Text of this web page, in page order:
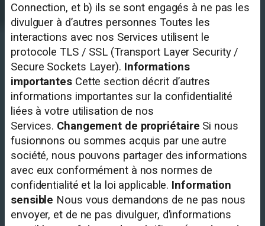
Connection, et b) ils se sont engagés à ne pas les
divulguer à d’autres personnes Toutes les
interactions avec nos Services utilisent le
protocole TLS / SSL (Transport Layer Security /
Secure Sockets Layer). Informations
importantesCette section décrit d’autres
informations importantes sur la confidentialité
liées à votre utilisation de nos
Services. Changement de propriétaire Si nous
fusionnons ou sommes acquis par une autre
société, nous pouvons partager des informations
avec eux conformément à nos normes de
confidentialité et la loi applicable. Information
sensible Nous vous demandons de ne pas nous
envoyer, et de ne pas divulguer, d’informations